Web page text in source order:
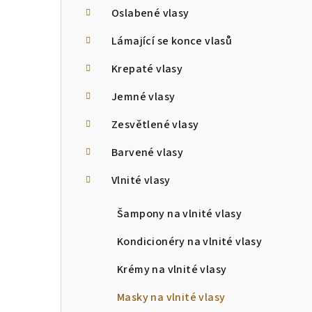
Oslabené vlasy
Lámající se konce vlasů
Krepaté vlasy
Jemné vlasy
Zesvětlené vlasy
Barvené vlasy
Vlnité vlasy
Šampony na vlnité vlasy
Kondicionéry na vlnité vlasy
Krémy na vlnité vlasy
Masky na vlnité vlasy